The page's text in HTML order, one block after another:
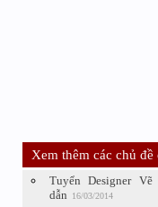
Xem thêm các chủ
Tuyển Designer
dẫn
16/03/2014